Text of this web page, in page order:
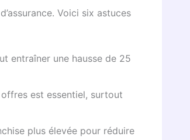
Voici six astuces
entraîner une hausse de 25
est essentiel, surtout
plus élevée pour réduire